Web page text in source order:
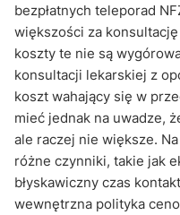
bezpłatnych teleporad
większości za
koszty te nie są
konsultacji lekarskiej z
koszt wahający się w
mieć jednak na uwadze,
ale raczej nie większe.
różne czynniki, takie jak
błyskawiczny czas
wewnętrzna polityka